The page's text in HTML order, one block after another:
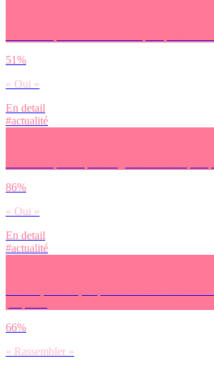
51%
« Oui »
En detail
#actualité
86%
« Oui »
En detail
#actualité
66%
« Rassembler »